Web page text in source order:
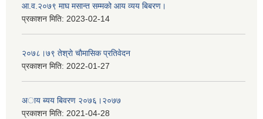
आ.व.२०७९ माघ मसान्त सम्मको आय व्यय बिबरण।
प्रकाशन मिति: 2023-02-14
२०७८।७९ तेश्राे चाैमासिक प्रतिवेदन
प्रकाशन मिति: 2022-01-27
अाय ब्यय बिवरण २०७६।२०७७
प्रकाशन मिति: 2021-04-28